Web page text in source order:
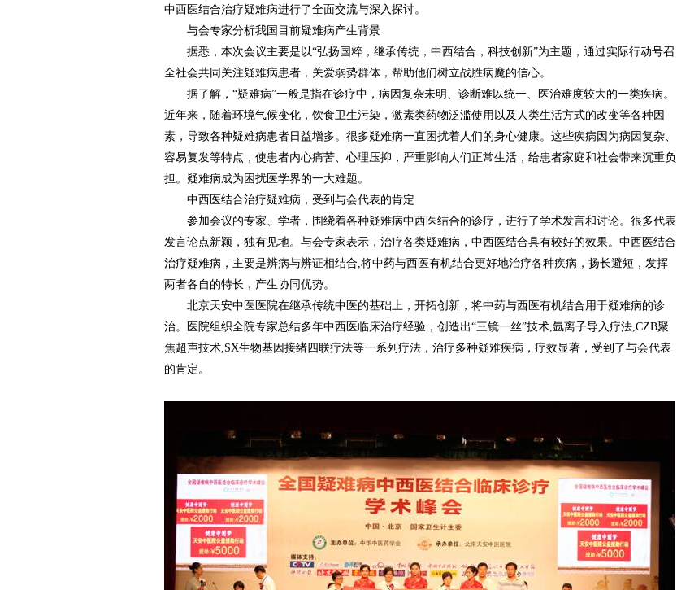
中西医结合治疗疑难病进行了全面交流与深入探讨。
与会专家分析我国目前疑难病产生背景
据悉，本次会议主要是以“弘扬国粹，继承传统，中西结合，科技创新”为主题，通过实际行动号召
全社会共同关注疑难病患者，关爱弱势群体，帮助他们树立战胜病魔的信心。
据了解，“疑难病”一般是指在诊疗中，病因复杂未明、诊断难以统一、医治难度较大的一类疾病。
近年来，随着环境气候变化，饮食卫生污染，激素类药物泛滥使用以及人类生活方式的改变等各种因
素，导致各种疑难病患者日益增多。很多疑难病一直困扰着人们的身心健康。这些疾病因为病因复杂、
容易复发等特点，使患者内心痛苦、心理压抑，严重影响人们正常生活，给患者家庭和社会带来沉重负
担。疑难病成为困扰医学界的一大难题。
中西医结合治疗疑难病，受到与会代表的肯定
参加会议的专家、学者，围绕着各种疑难病中西医结合的诊疗，进行了学术发言和讨论。很多代表
发言论点新颖，独有见地。与会专家表示，治疗各类疑难病，中西医结合具有较好的效果。中西医结合
治疗疑难病，主要是辨病与辨证相结合,将中药与西医有机结合更好地治疗各种疾病，扬长避短，发挥
两者各自的特长，产生协同优势。
北京天安中医医院在继承传统中医的基础上，开拓创新，将中药与西医有机结合用于疑难病的诊
治。医院组织全院专家总结多年中西医临床治疗经验，创造出“三镜一丝”技术,氩离子导入疗法,CZB聚
焦超声技术,SX生物基因接绪四联疗法等一系列疗法，治疗多种疑难疾病，疗效显著，受到了与会代表
的肯定。